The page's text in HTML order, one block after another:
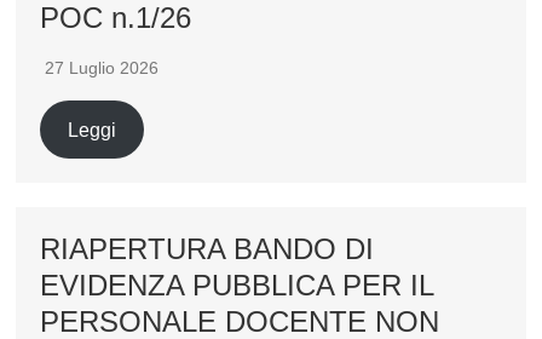
POC n.1/26
27 Luglio 2026
Leggi
RIAPERTURA BANDO DI
EVIDENZA PUBBLICA PER IL
PERSONALE DOCENTE NON